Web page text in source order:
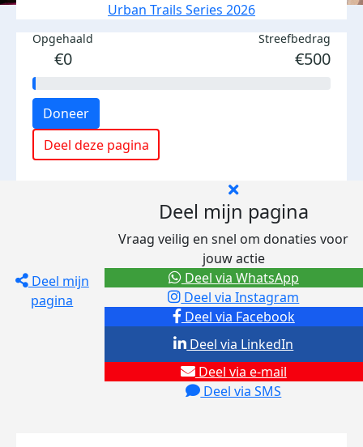
Urban Trails Series 2026
Opgehaald
€0
Streefbedrag
€500
Doneer
Deel deze pagina
Deel mijn
pagina
Deel mijn pagina
Vraag veilig en snel om donaties voor
jouw actie
Deel via Facebook
Deel via Instagram
Deel via e-mail
Deel via SMS
Deel via LinkedIn
Deel via WhatsApp